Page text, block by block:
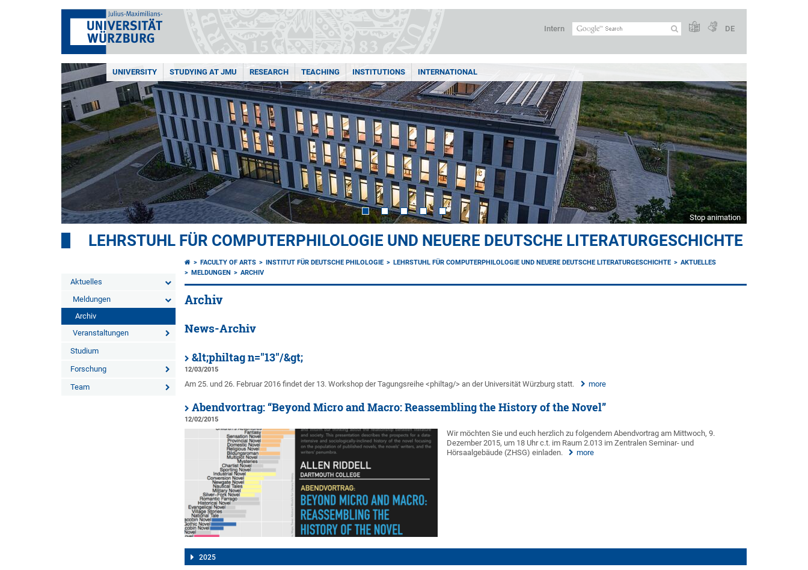
Intern DE
UNIVERSITY STUDYING AT JMU RESEARCH TEACHING INSTITUTIONS INTERNATIONAL
Stop animation
LEHRSTUHL FÜR COMPUTERPHILOLOGIE UND NEUERE DEUTSCHE LITERATURGESCHICHTE
Aktuelles
Meldungen
Archiv
Veranstaltungen
Studium
Forschung
Team
FACULTY OF ARTS INSTITUT FÜR DEUTSCHE PHILOLOGIE LEHRSTUHL FÜR COMPUTERPHILOLOGIE UND NEUERE DEUTSCHE LITERATURGESCHICHTE
AKTUELLES
MELDUNGEN
ARCHIV
Archiv
News-Archiv
&lt;philtag n="13"/&gt;
12/03/2015
Am 25. und 26. Februar 2016 findet der 13. Workshop der Tagungsreihe <philtag/> an der Universität Würzburg statt. more
Abendvortrag: “Beyond Micro and Macro: Reassembling the History of the Novel”
12/02/2015
Wir möchten Sie und euch herzlich zu folgendem Abendvortrag am Mittwoch, 9.
Dezember 2015, um 18 Uhr c.t. im Raum 2.013 im Zentralen Seminar- und
Hörsaalgebäude (ZHSG) einladen.
more
2025